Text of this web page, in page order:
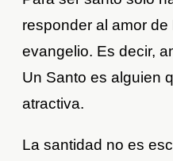
responder al amor de
evangelio. Es decir,
Un Santo es alguien
atractiva.
La santidad no es